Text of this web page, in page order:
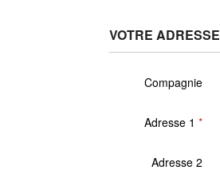
VOTRE ADRESSE
Compagnie
Adresse 1
Adresse 2